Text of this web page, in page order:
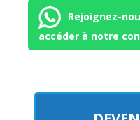
Rejoignez-
accéder à notre